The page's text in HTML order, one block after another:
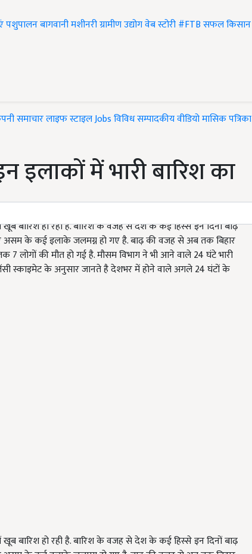
पशुपालनबागवानीमशीनरीग्रामीण उद्योगवेब स्टोरी#FTBसफल किसान
समाचारलाइफ स्टाइलJobsविविधसम्पादकीयवीडियोमासिक पत्रिका
में भारी बारिश का
बारिश हो रही है. बारिश के वजह से देश के कई हिस्से इन दिनों बाढ़
के कई इलाके जलमग्न हो गए है. बाढ़ की वजह से अब तक बिहार
लोगों की मौत हो गई है. मौसम विभाग ने भी आने वाले 24 घंटे भारी
स्काइमेट के अनुसार जानते है देशभर में होने वाले अगले 24 घंटों के
बारिश हो रही है. बारिश के वजह से देश के कई हिस्से इन दिनों बाढ़